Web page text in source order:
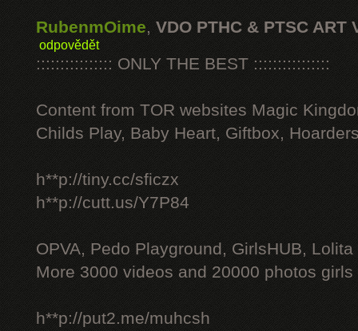
RubenmOime, VDO PTHC & PTSC ART
odpovědět
:::::::::::::::: ONLY THE BEST ::::::::::::::::
Content from TOR websites Magic
Childs Play, Baby Heart, Giftbox,
h**p://tiny.cc/sficzx
h**p://cutt.us/Y7P84
OPVA, Pedo Playground, GirlsHUB, Lolita
More 3000 videos and 20000 photos
h**p://put2.me/muhcsh